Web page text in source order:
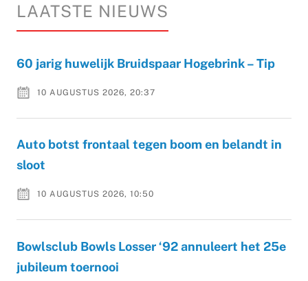
LAATSTE NIEUWS
60 jarig huwelijk Bruidspaar Hogebrink – Tip
10 AUGUSTUS 2026, 20:37
Auto botst frontaal tegen boom en belandt in
sloot
10 AUGUSTUS 2026, 10:50
Bowlsclub Bowls Losser ‘92 annuleert het 25e
jubileum toernooi